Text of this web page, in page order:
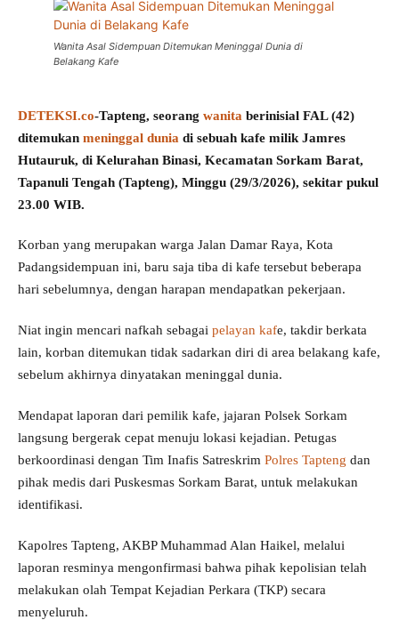
Wanita Asal Sidempuan Ditemukan Meninggal Dunia di
Belakang Kafe
DETEKSI.co-Tapteng, seorang wanita berinisial FAL (42)
ditemukan meninggal dunia di sebuah kafe milik Jamres
Hutauruk, di Kelurahan Binasi, Kecamatan Sorkam Barat,
Tapanuli Tengah (Tapteng), Minggu (29/3/2026), sekitar pukul
23.00 WIB.
Korban yang merupakan warga Jalan Damar Raya, Kota
Padangsidempuan ini, baru saja tiba di kafe tersebut beberapa
hari sebelumnya, dengan harapan mendapatkan pekerjaan.
Niat ingin mencari nafkah sebagai pelayan kafe, takdir berkata
lain, korban ditemukan tidak sadarkan diri di area belakang kafe,
sebelum akhirnya dinyatakan meninggal dunia.
Mendapat laporan dari pemilik kafe, jajaran Polsek Sorkam
langsung bergerak cepat menuju lokasi kejadian. Petugas
berkoordinasi dengan Tim Inafis Satreskrim Polres Tapteng dan
pihak medis dari Puskesmas Sorkam Barat, untuk melakukan
identifikasi.
Kapolres Tapteng, AKBP Muhammad Alan Haikel, melalui
laporan resminya mengonfirmasi bahwa pihak kepolisian telah
melakukan olah Tempat Kejadian Perkara (TKP) secara
menyeluruh.